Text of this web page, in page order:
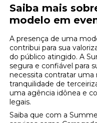
Saiba mais
modelo em
A presença de uma
contribui para sua
do público atingido. A
segura e confiável para
necessita contratar uma
tranquilidade de
uma agência idônea e
legais.
Saiba que com a